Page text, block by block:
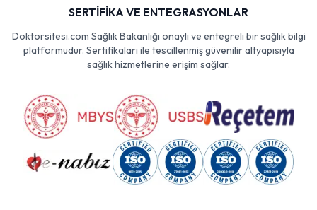
SERTİFİKA VE ENTEGRASYONLAR
Doktorsitesi.com Sağlık Bakanlığı onaylı ve entegreli bir sağlık bilgi
platformudur. Sertifikaları ile tescillenmiş güvenilir altyapısıyla
sağlık hizmetlerine erişim sağlar.